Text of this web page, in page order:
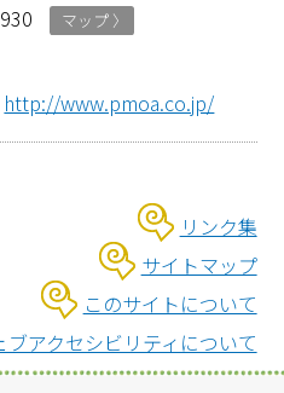
マップ 〉
http://www.pmoa.co.jp/
リンク集
サイトマップ
このサイトについて
ブアクセシビリティについて